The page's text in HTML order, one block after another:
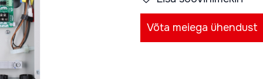
Võta meiega ühendust